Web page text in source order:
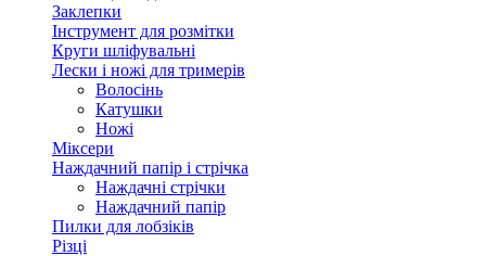
Заклепки
Інструмент для розмітки
Круги шліфувальні
Лески і ножі для тримерів
Волосінь
Катушки
Ножі
Міксери
Наждачний папір і стрічка
Наждачні стрічки
Наждачний папір
Пилки для лобзіків
Різці